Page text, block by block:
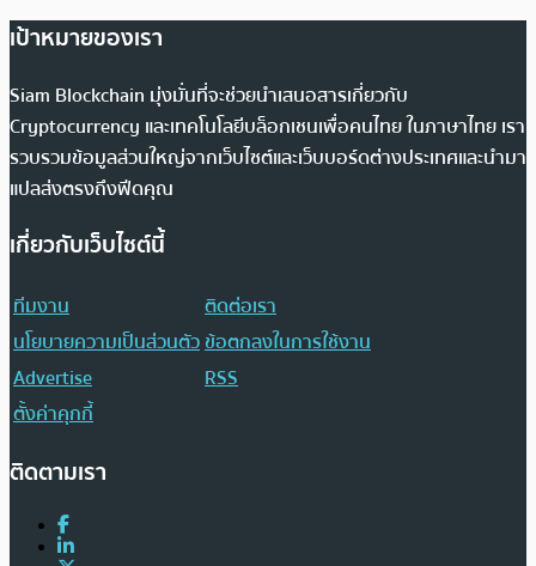
เป้าหมายของเรา
Siam Blockchain มุ่งมั่นที่จะช่วยนำเสนอสารเกี่ยวกับ
Cryptocurrency และเทคโนโลยีบล็อกเชนเพื่อคนไทย ในภาษาไทย เรา
รวบรวมข้อมูลส่วนใหญ่จากเว็บไซต์และเว็บบอร์ดต่างประเทศและนำมา
แปลส่งตรงถึงฟีดคุณ
เกี่ยวกับเว็บไซต์นี้
ทีมงาน
ติดต่อเรา
นโยบายความเป็นส่วนตัวข้อตกลงในการใช้งาน
Advertise
RSS
ตั้งค่าคุกกี้
ติดตามเรา